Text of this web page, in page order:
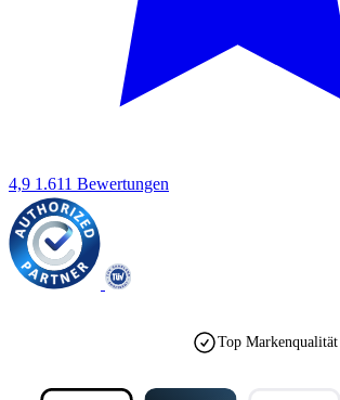
4,9 1.611 Bewertungen
Top Markenqualität